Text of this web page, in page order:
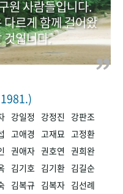
박물 영상 기록물
+1
원 사람들입니다.
르게 함께 걸어왔
것입니다.
강일정 강정진
강판조
고애경 고재묘 고정환
권애자 권호연 권희완
김기호 김기환 김길순
김복규 김복자 김선례